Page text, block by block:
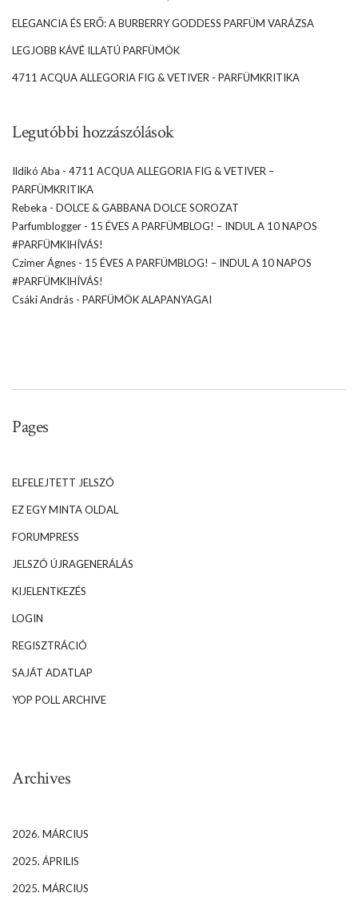
ELEGANCIA ÉS ERŐ: A BURBERRY GODDESS PARFÜM VARÁZSA
LEGJOBB KÁVÉ ILLATÚ PARFÜMÖK
4711 ACQUA ALLEGORIA FIG & VETIVER - PARFÜMKRITIKA
Legutóbbi hozzászólások
Ildikó Aba - 4711 ACQUA ALLEGORIA FIG & VETIVER –
PARFÜMKRITIKA
Rebeka - DOLCE & GABBANA DOLCE SOROZAT
Parfumblogger - 15 ÉVES A PARFÜMBLOG! – INDUL A 10 NAPOS
#PARFÜMKIHÍVÁS!
Czimer Ágnes - 15 ÉVES A PARFÜMBLOG! – INDUL A 10 NAPOS
#PARFÜMKIHÍVÁS!
Csáki András - PARFÜMÖK ALAPANYAGAI
Pages
ELFELEJTETT JELSZÓ
EZ EGY MINTA OLDAL
FORUMPRESS
JELSZÓ ÚJRAGENERÁLÁS
KIJELENTKEZÉS
LOGIN
REGISZTRÁCIÓ
SAJÁT ADATLAP
YOP POLL ARCHIVE
Archives
2026. MÁRCIUS
2025. ÁPRILIS
2025. MÁRCIUS